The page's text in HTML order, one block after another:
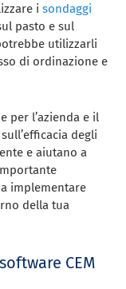
isondaggi
pasto e sul
utilizzarli
di ordinazione e
per l’azienda e il
degli
e aiutano a
implementare
della tua
CEM